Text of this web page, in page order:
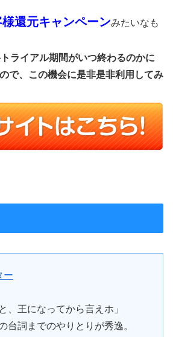
様還元キャンペーンみたいなも
ライアル期間がいつ終わるのかに
で、この機会に是非是非利用してみ
ー
、王になってから言えホ」
台詞までのやりとりが秀逸。